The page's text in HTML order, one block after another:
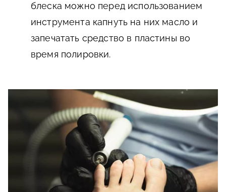
блеска можно перед использованием
инструмента капнуть на них масло и
запечатать средство в пластины во
время полировки.